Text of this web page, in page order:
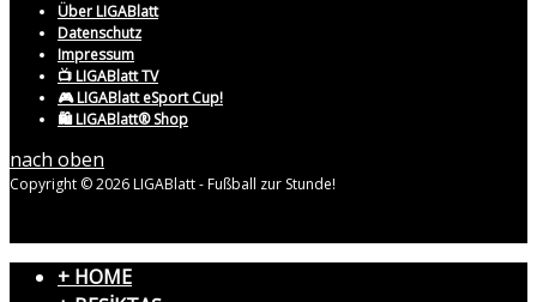
Über LIGABlatt
Datenschutz
Impressum
📺 LIGABlatt TV
🎮 LIGABlatt eSport Cup!
🛍️ LIGABlatt® Shop
nach oben
Copyright © 2026 LIGABlatt - Fußball zur Stunde!
+ HOME